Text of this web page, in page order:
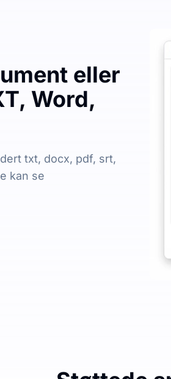
eller
Word,
txt, docx, pdf, srt,
kan se